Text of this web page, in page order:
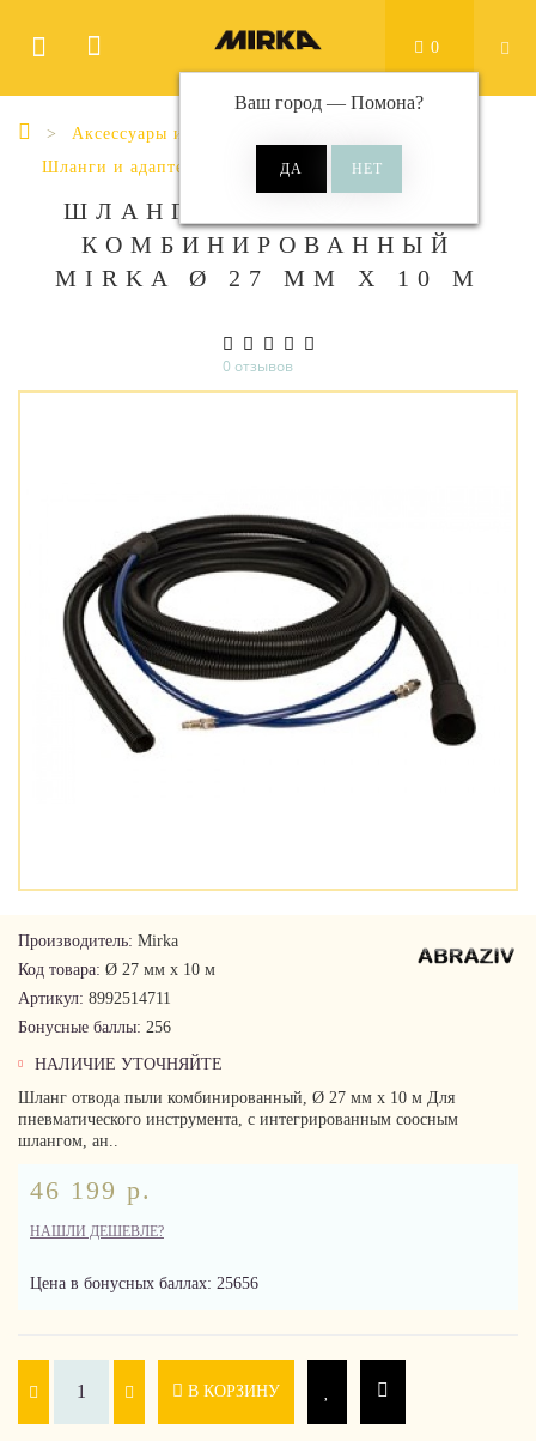
Ваш город — Помона?
0
Аксессуары и принадлежности
Шланги и адаптеры
ШЛАНГ ОТВОДА ПЫЛИ
КОМБИНИРОВАННЫЙ
MIRKA Ø 27 ММ X 10 М
0 отзывов
Производитель: Mirka
Код товара: Ø 27 мм x 10 м
Артикул: 8992514711
Бонусные баллы: 256
НАЛИЧИЕ УТОЧНЯЙТЕ
Шланг отвода пыли комбинированный, Ø 27 мм x 10 м Для
пневматического инструмента, с интегрированным соосным
шлангом, ан..
46 199 р.
НАШЛИ ДЕШЕВЛЕ?
Цена в бонусных баллах: 25656
В КОРЗИНУ